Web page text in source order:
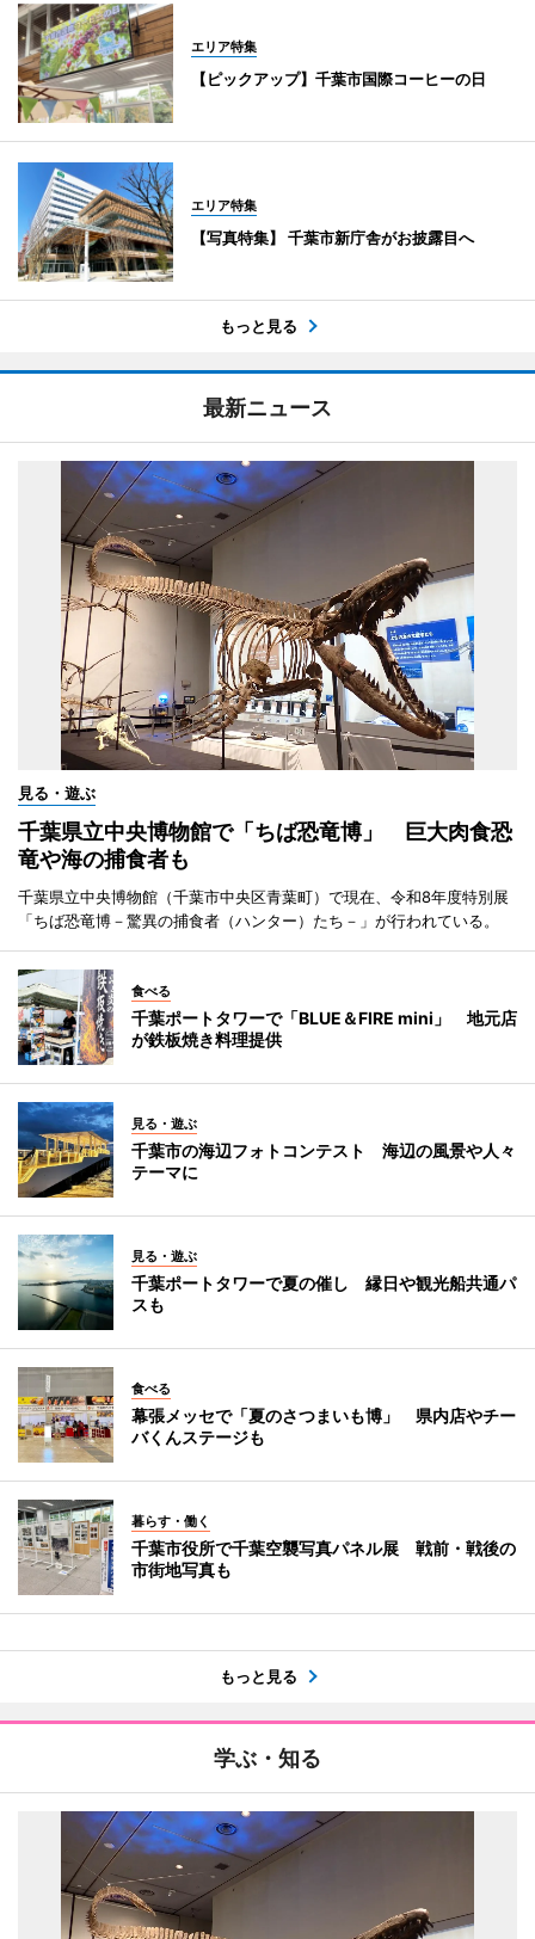
エリア特集
【ピックアップ】千葉市国際コーヒーの日
エリア特集
【写真特集】 千葉市新庁舎がお披露目へ
もっと見る
最新ニュース
見る・遊ぶ
千葉県立中央博物館で「ちば恐竜博」 巨大肉食恐
竜や海の捕食者も
千葉県立中央博物館（千葉市中央区青葉町）で現在、令和8年度特別展
「ちば恐竜博－驚異の捕食者（ハンター）たち－」が行われている。
食べる
千葉ポートタワーで「BLUE＆FIRE mini」 地元店
が鉄板焼き料理提供
見る・遊ぶ
千葉市の海辺フォトコンテスト 海辺の風景や人々
テーマに
見る・遊ぶ
千葉ポートタワーで夏の催し 縁日や観光船共通パ
スも
食べる
幕張メッセで「夏のさつまいも博」 県内店やチー
バくんステージも
暮らす・働く
千葉市役所で千葉空襲写真パネル展 戦前・戦後の
市街地写真も
もっと見る
学ぶ・知る